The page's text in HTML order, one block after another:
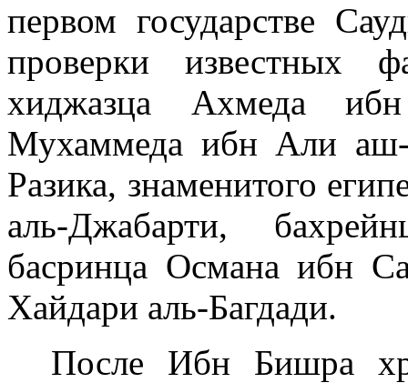
первом государстве
проверки из­вестных
хиджазца Ахмеда
Мухаммеда ибн Али
Разика, знаменитого
аль-Джабарти,
басринца Османа ибн
Хайдари аль-Багдади.
После Ибн Бишра